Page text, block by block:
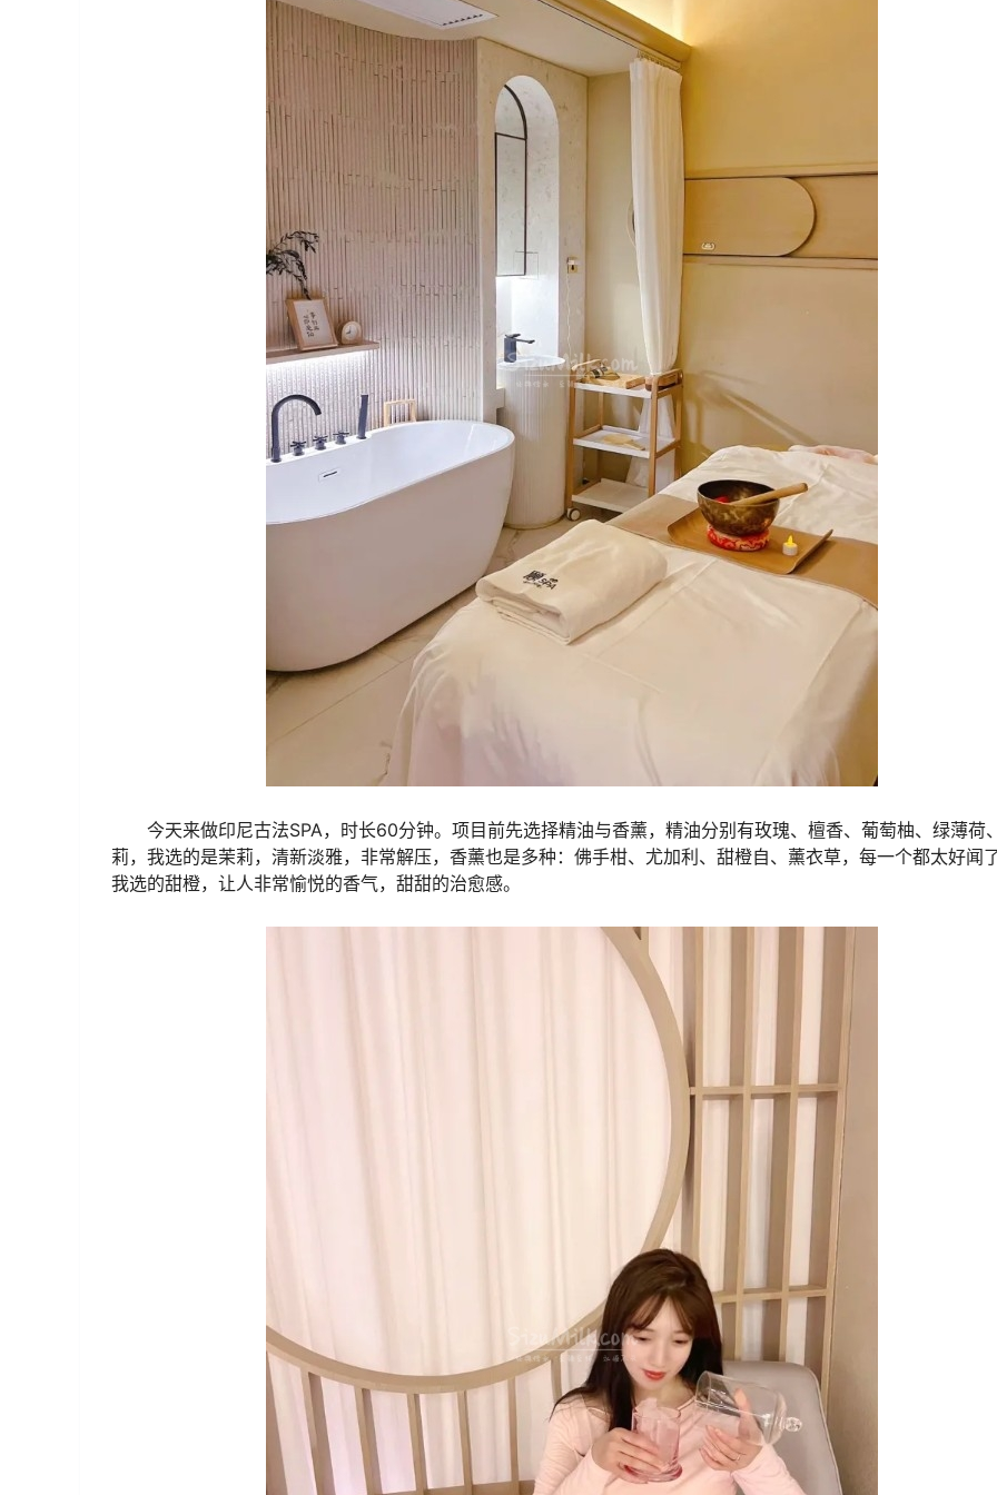
今天来做印尼古法SPA，时长60分钟。项目前先选择精油与香薰，精油分别有玫瑰、檀香、葡萄柚、绿薄荷
莉，我选的是茉莉，清新淡雅，非常解压，香薰也是多种：佛手柑、尤加利、甜橙自、薰衣草，每一个都太好闻了
我选的甜橙，让人非常愉悦的香气，甜甜的治愈感。